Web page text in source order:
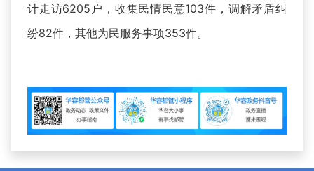
计走访6205户，收集民情民意103件，调解矛盾纠
纷82件，其他为民服务事项353件。